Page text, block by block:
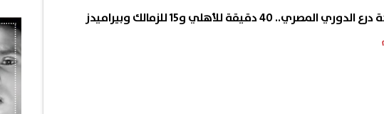
دقيقة للأهلي و15 للزمالك وبيراميدز